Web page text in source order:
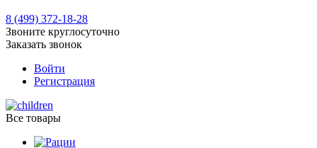
8 (499) 372-18-28
Звоните круглосуточно
Заказать звонок
Войти
Регистрация
Все товары